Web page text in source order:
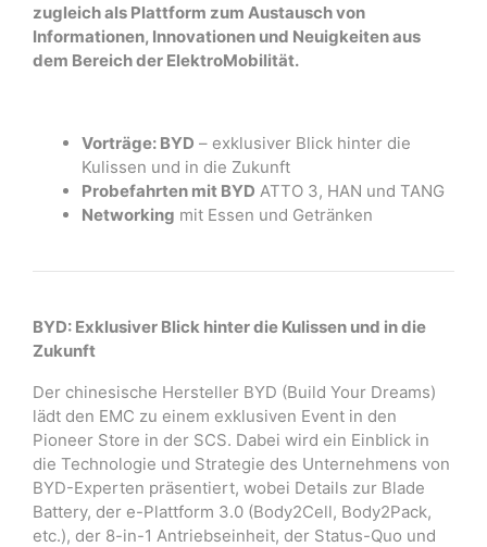
zugleich als Plattform zum Austausch von
Informationen, Innovationen und Neuigkeiten aus
dem Bereich der ElektroMobilität.
Vorträge: BYD – exklusiver Blick hinter die
Kulissen und in die Zukunft
Probefahrten mit BYD ATTO 3, HAN und TANG
Networking mit Essen und Getränken
BYD: Exklusiver Blick hinter die Kulissen und in die
Zukunft
Der chinesische Hersteller BYD (Build Your Dreams)
lädt den EMC zu einem exklusiven Event in den
Pioneer Store in der SCS. Dabei wird ein Einblick in
die Technologie und Strategie des Unternehmens von
BYD-Experten präsentiert, wobei Details zur Blade
Battery, der e-Plattform 3.0 (Body2Cell, Body2Pack,
etc.), der 8-in-1 Antriebseinheit, der Status-Quo und